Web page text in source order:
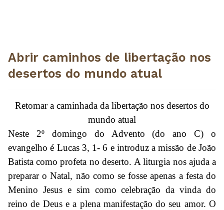
Abrir caminhos de libertação nos
desertos do mundo atual
Retomar a caminhada da libertação nos desertos do
mundo atual
Neste 2º domingo do Advento (do ano C) o
evangelho é Lucas 3, 1- 6 e introduz a missão de João
Batista como profeta no deserto. A liturgia nos ajuda a
preparar o Natal, não como se fosse apenas a festa do
Menino Jesus e sim como celebração da vinda do
reino de Deus e a plena manifestação do seu amor. O